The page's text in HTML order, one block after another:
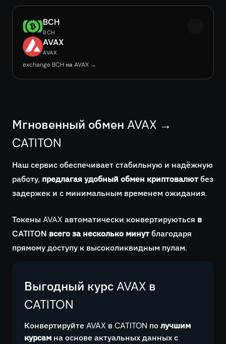
BCH
BCH
AVAX
AVAX
exchange BCH на AVAX →
Мгновенный обмен AVAX →
CATITON
Наш сервис обеспечивает стабильную и надёжную
работу, предлагая удобный обмен криптовалютбез
задержек и с минимальным временем ожидания.
Токены AVAX автоматически конвертируються в
CATITON всего за несколько минутблагодаря
прямому доступу к высоколиквидным пулам.
Выгодный курс AVAX в
CATITON
Конвертируйте AVAX в CATITON получшим
курсам на основе актуальных данных с